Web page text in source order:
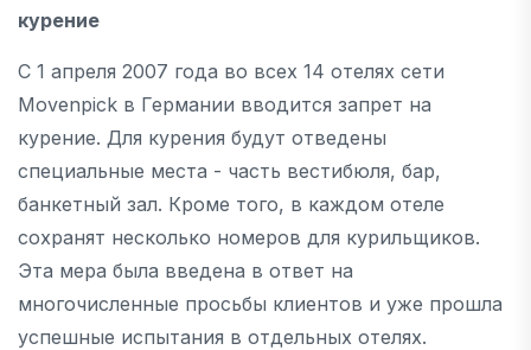
курение
С 1 апреля 2007 года во всех 14 отелях сети
Movenpick в Германии вводится запрет на
курение. Для курения будут отведены
специальные места - часть вестибюля, бар,
банкетный зал. Кроме того, в каждом отеле
сохранят несколько номеров для курильщиков.
Эта мера была введена в ответ на
многочисленные просьбы клиентов и уже прошла
успешные испытания в отдельных отелях.